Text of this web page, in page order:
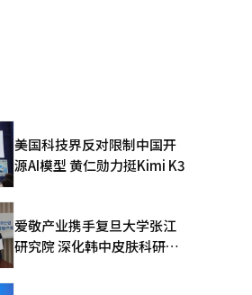
美国科技界反对限制中国开
源AI模型 黄仁勋力挺Kimi K3
爱敬产业携手复旦大学张江
研究院 深化韩中皮肤科研合